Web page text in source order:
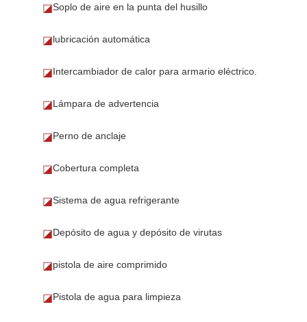
◪Soplo de aire en la punta del husillo
◪lubricación automática
◪Intercambiador de calor para armario eléctrico.
◪Lámpara de advertencia
◪Perno de anclaje
◪Cobertura completa
◪Sistema de agua refrigerante
◪Depósito de agua y depósito de virutas
◪pistola de aire comprimido
◪Pistola de agua para limpieza